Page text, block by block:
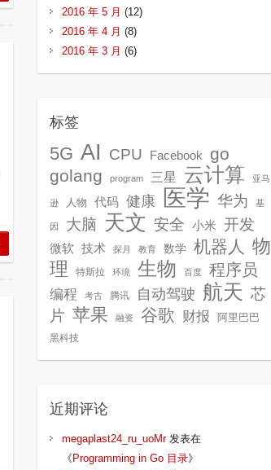
2016 年 5 月 (12)
2016 年 4 月 (8)
2016 年 3 月 (6)
标签
5G AI CPU Facebook
go
golang
program 三星 云计算 亚马
逊 人物 代码 健康 医学 华为 基
因 大脑 天文 安全 小米 开发
微软 技术 探月 教育 数学 机器人 物
理
特斯拉 环境 生物 百度 程序员
编程 考古 腾讯 自动驾驶 航天 芯
片 苹果 融资 谷歌 财报 阿里巴巴
黑科技
近期评论
megaplast24_ru_uoMr发表在
《 Programming in Go 目录》